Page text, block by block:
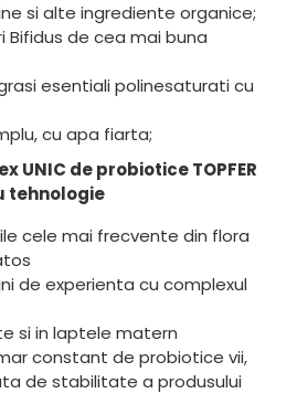
si alte ingrediente organice;
Bifidus de cea mai buna
esentiali polinesaturati cu
cu apa fiarta;
UNIC de probiotice TOPFER
tehnologie
cele mai frecvente din flora
de experienta cu complexul
si in laptele matern
constant de probiotice vii,
de stabilitate a produsului